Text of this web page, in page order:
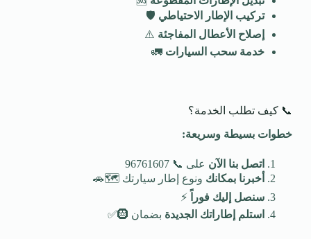
تركيب الإطار الاحتياطي 🛡️
إصلاح الأعطال المفاجئة ⚠️
خدمة سحب السيارات 🚛
📞 كيف تطلب الخدمة؟
خطوات بسيطة وسريعة:
اتصل بنا الآن على 📞 96761607
أخبرنا بمكانك ونوع إطار سيارتك 🗺️🚗
سنصل إليك فوراً
⚡
استلم إطاراتك الجديدة بضمان 🛞✅